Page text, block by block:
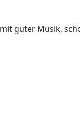
guter Musik,